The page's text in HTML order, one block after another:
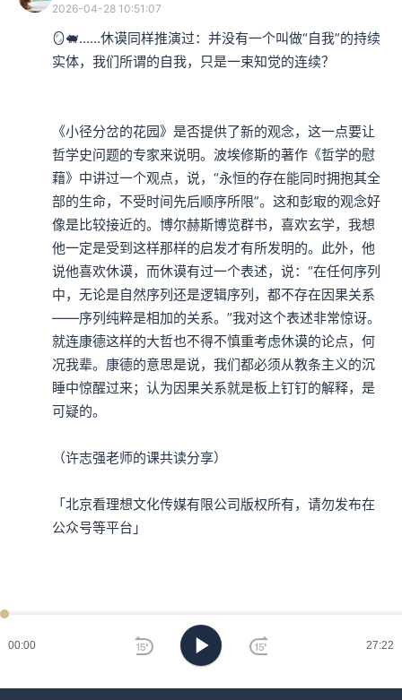
00:00 27:22
2026-04-28 10:51:07
🪞🐖……休谟同样推演过：并没有一个叫做“自我”的持续
实体，我们所谓的自我，只是一束知觉的连续？
《小径分岔的花园》是否提供了新的观念，这一点要让
哲学史问题的专家来说明。波埃修斯的著作《哲学的慰
藉》中讲过一个观点，说，“永恒的存在能同时拥抱其全
部的生命，不受时间先后顺序所限”。这和彭㝡的观念好
像是比较接近的。博尔赫斯博览群书，喜欢玄学，我想
他一定是受到这样那样的启发才有所发明的。此外，他
说他喜欢休谟，而休谟有过一个表述，说：“在任何序列
中，无论是自然序列还是逻辑序列，都不存在因果关系
——序列纯粹是相加的关系。”我对这个表述非常惊讶。
就连康德这样的大哲也不得不慎重考虑休谟的论点，何
况我辈。康德的意思是说，我们都必须从教条主义的沉
睡中惊醒过来；认为因果关系就是板上钉钉的解释，是
可疑的。
（许志强老师的课共读分享）
「北京看理想文化传媒有限公司版权所有，请勿发布在
公众号等平台」